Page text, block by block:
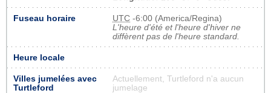
Fuseau horaire UTC -6:00 (America/Regina)
L'heure d'été et l'heure d'hiver ne
diffèrent pas de l'heure standard.
Heure locale
Villes jumelées avec
Turtleford
Actuellement, Turtleford n'a aucun
jumelage